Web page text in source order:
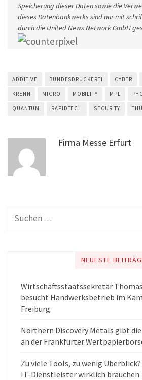
Speicherung dieser Daten sowie die
dieses Datenbankwerks sind nur mit
durch die United News Network GmbH
ADDITIVE BUNDESDRUCKEREI CYBER
KRENN MICRO MOBILITY MPL
QUANTUM RAPIDTECH SECURITY
Firma Messe Erfurt
NEUESTE
Wirtschaftsstaatssekretär
besucht Handwerksbetrieb im
Freiburg
Northern Discovery Metals gibt
an der Frankfurter
Zu viele Tools, zu wenig
IT-Dienstleister wirklich brauchen